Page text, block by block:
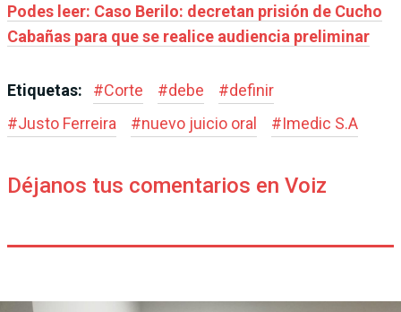
Podes leer: Caso Berilo: decretan prisión de Cucho
Cabañas para que se realice audiencia preliminar
Etiquetas: #Corte #debe #definir
#Justo Ferreira #nuevo juicio oral #Imedic S.A
Déjanos tus comentarios en Voiz